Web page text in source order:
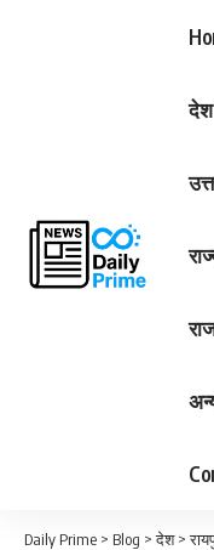
देश
Daily Prime > Blog >देश>